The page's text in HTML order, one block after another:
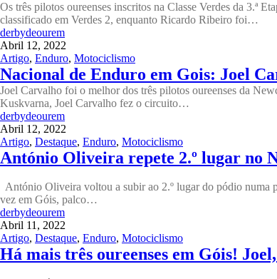
Os três pilotos oureenses inscritos na Classe Verdes da 3.ª
classificado em Verdes 2, enquanto Ricardo Ribeiro foi…
derbydeourem
Abril 12, 2022
Artigo, Enduro, Motociclismo
Nacional de Enduro em Gois: Joel
Joel Carvalho foi o melhor dos três pilotos oureenses da
Kuskvarna, Joel Carvalho fez o circuito…
derbydeourem
Abril 12, 2022
Artigo, Destaque, Enduro, Motociclismo
António Oliveira repete 2.º lugar no
António Oliveira voltou a subir ao 2.º lugar do pódio numa
vez em Góis, palco…
derbydeourem
Abril 11, 2022
Artigo, Destaque, Enduro, Motociclismo
Há mais três oureenses em Góis!